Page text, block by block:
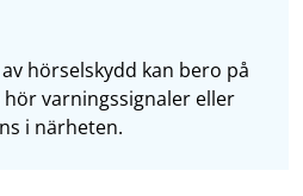
hörselskydd kan bero på
varningssignaler eller
i närheten.